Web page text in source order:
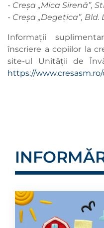
- Creşa „Mica Sirenă”,
- Creșa „Degețica”, Bld.
Informații
înscriere a copiilor la
site-ul Unității de
https://www.cresasm.ro/